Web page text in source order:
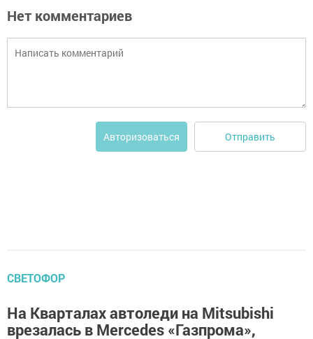
Нет комментариев
Авторизоваться Отправить
СВЕТОФОР
На Кварталах автоледи на Mitsubishi
врезалась в Mercedes «Газпрома»,